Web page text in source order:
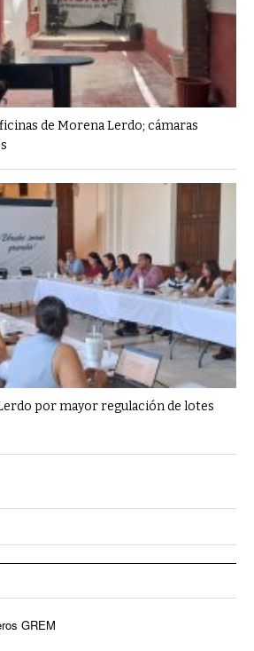
de Morena Lerdo; cámaras
por mayor regulación de lotes
GREM